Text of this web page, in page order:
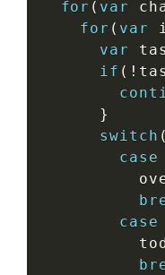
for ( var
for ( var
var
if ( !
}
switch (
case
case